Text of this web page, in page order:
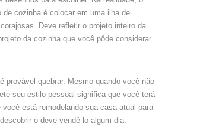
cozinha é colocar em uma ilha de
Deve refletir o projeto inteiro da
da cozinha que você pôde considerar.
provável quebrar. Mesmo quando você não
seu estilo pessoal significa que você terá
está remodelando sua casa atual para
o deve vendê-lo algum dia.